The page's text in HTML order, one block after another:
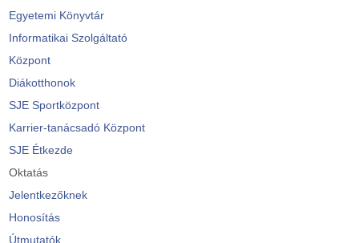
Egyetemi Könyvtár
Informatikai Szolgáltató
Központ
Diákotthonok
SJE Sportközpont
Karrier-tanácsadó Központ
SJE Étkezde
Oktatás
Jelentkezőknek
Honosítás
Útmutatók